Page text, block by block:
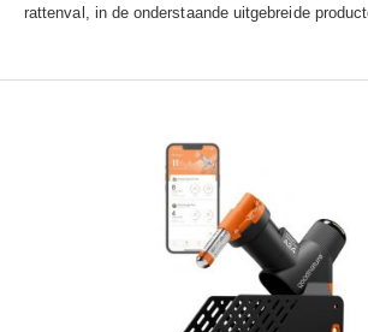
rattenval, in de onderstaande uitgebreide